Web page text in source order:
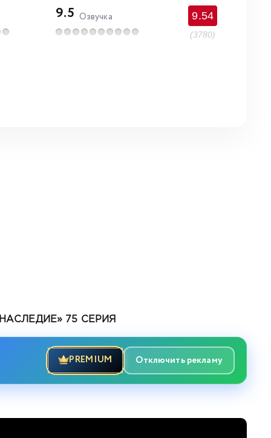
9.5 Озвучка 9.54
(3780)
75 СЕРИЯ
PREMIUM Отключить рекламу